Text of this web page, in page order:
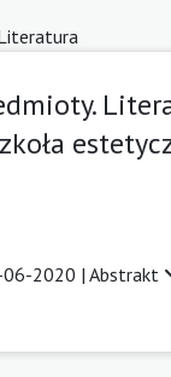
06-2020 | Abstrakt